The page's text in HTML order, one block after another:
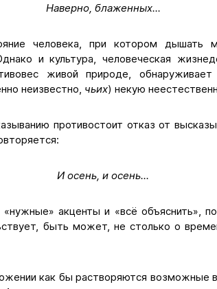
Наверно, блаженных...
человека, при котором дышать
и культура, человеческая
живой природе,
неизвестно, чьих) некую
противостоит отказ от
И осень, и осень...
акценты и «всё объяснить»,
быть может, не столько о
как бы растворяются возможные